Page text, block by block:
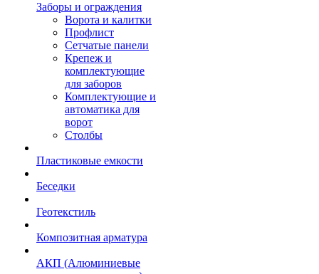
Заборы и ограждения
Ворота и калитки
Профлист
Сетчатые панели
Крепеж и
комплектующие
для заборов
Комплектующие и
автоматика для
ворот
Столбы
Пластиковые емкости
Беседки
Геотекстиль
Композитная арматура
АКП (Алюминиевые